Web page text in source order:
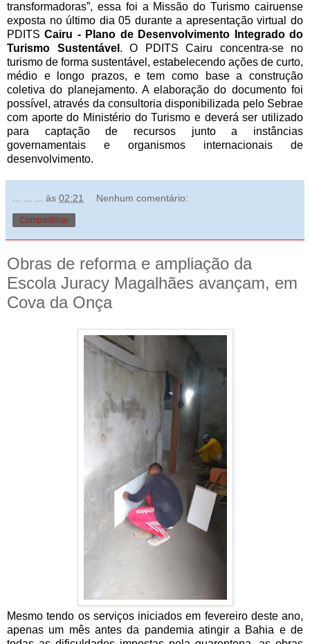
transformadoras”, essa foi a Missão do Turismo cairuense
exposta no último dia 05 durante a apresentação virtual do
PDITSCairu - Plano de Desenvolvimento Integrado do
Turismo Sustentável . O PDITS Cairu concentra-se no
turismo de forma sustentável, estabelecendo ações de curto,
médio e longo prazos, e tem como base a construção
coletiva do planejamento. A elaboração do documento foi
possível, através da consultoria disponibilizada pelo Sebrae
com aporte do Ministério do Turismo e deverá ser utilizado
para captação de recursos junto a instâncias
governamentais e organismos internacionais de
desenvolvimento.
... ... ... às 02:21 Nenhum comentário:
Compartilhar
Obras de reforma e ampliação da
Escola Juracy Magalhães avançam, em
Cova da Onça
Mesmo tendo os serviços iniciados em fevereiro deste ano,
apenas um mês antes da pandemia atingir a Bahia e de